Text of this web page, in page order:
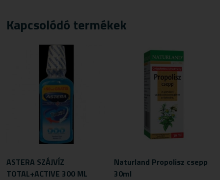
Kapcsolódó termékek
ASTERA SZÁJVÍZ
TOTAL+ACTIVE 300 ML
Naturland Propolisz csepp
30ml